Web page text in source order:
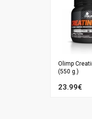
Olimp
(550 g.)
23.99€